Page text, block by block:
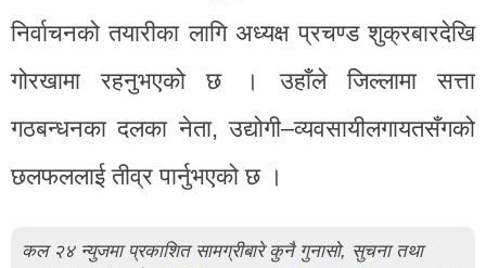
निर्वाचनको तयारीका लागि अध्यक्ष प्रचण्ड शुक्रबारदेखि
गोरखामा रहनुभएको छ । उहाँले जिल्लामा सत्ता
गठबन्धनका दलका नेता, उद्योगी–व्यवसायीलगायतसँगको
छलफललाई तीव्र पार्नुभएको छ ।
कल २४ न्युजमा प्रकाशित सामग्रीबारे कुनै गुनासो, सुचना तथा